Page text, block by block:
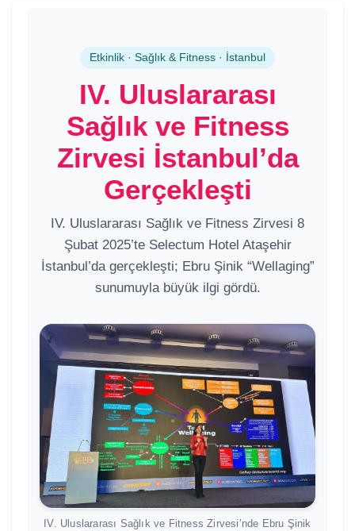
Etkinlik · Sağlık & Fitness · İstanbul
IV. Uluslararası
Sağlık ve Fitness
Zirvesi İstanbul’da
Gerçekleşti
IV. Uluslararası Sağlık ve Fitness Zirvesi 8
Şubat 2025’te Selectum Hotel Ataşehir
İstanbul’da gerçekleşti; Ebru Şinik “Wellaging”
sunumuyla büyük ilgi gördü.
IV. Uluslararası Sağlık ve Fitness Zirvesi’nde Ebru Şinik